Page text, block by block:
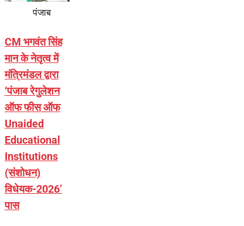
पंजाब
CM भगवंत सिंह
मान के नेतृत्व में
मंत्रिमंडल द्वारा
‘पंजाब रेगुलेशन
ऑफ फीस ऑफ
Unaided
Educational
Institutions
(संशोधन)
विधेयक-2026’
पास